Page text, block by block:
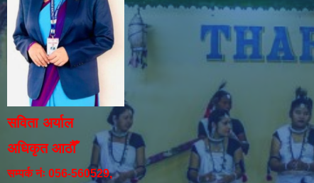
सविता अर्याल
अधिकृत आठौँ
सम्पर्क नंः 056-560529,